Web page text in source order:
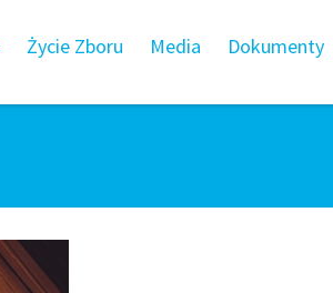
Życie Zboru Media Dokumenty